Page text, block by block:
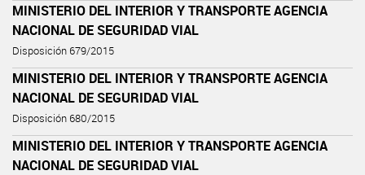
MINISTERIO DEL INTERIOR Y TRANSPORTE AGENCIA
NACIONAL DE SEGURIDAD VIAL
Disposición 679/2015
MINISTERIO DEL INTERIOR Y TRANSPORTE AGENCIA
NACIONAL DE SEGURIDAD VIAL
Disposición 680/2015
MINISTERIO DEL INTERIOR Y TRANSPORTE AGENCIA
NACIONAL DE SEGURIDAD VIAL